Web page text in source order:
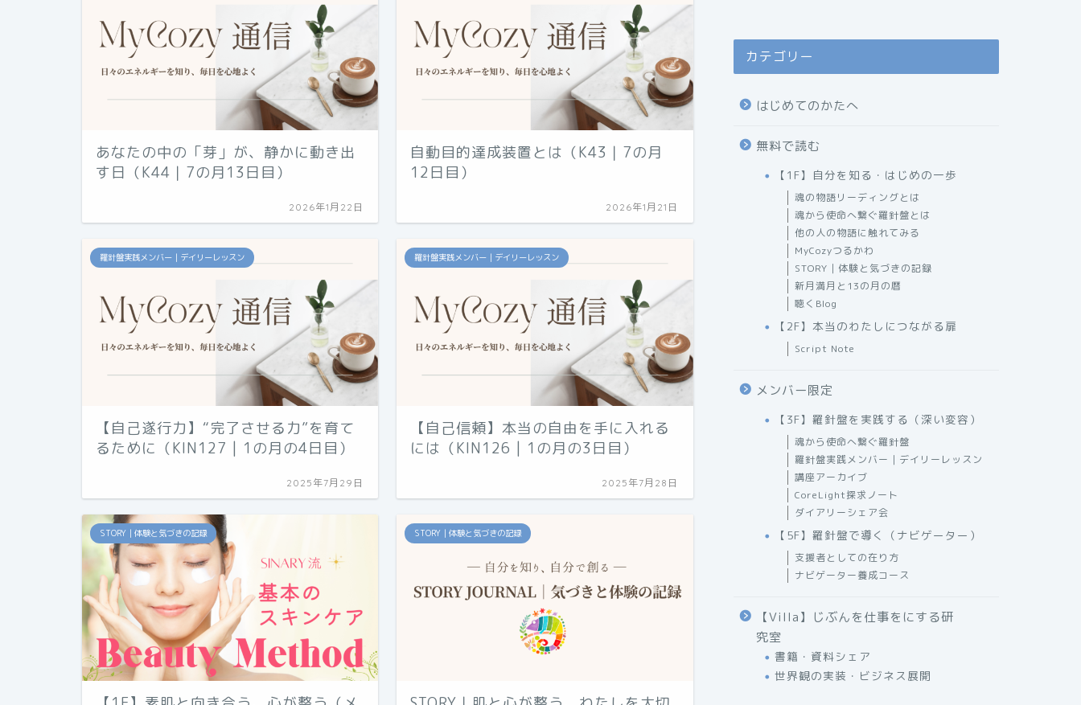
あなたの中の「芽」が、静かに動き出
す日（K44｜7の月13日目）
2026年1月22日
自動目的達成装置とは（K43｜7の月
12日目）
2026年1月21日
羅針盤実践メンバー｜デイリーレッスン
【自己遂行力】“完了させる力”を育て
るために（KIN127 | 1の月の4日目）
2025年7月29日
羅針盤実践メンバー｜デイリーレッスン
【自己信頼】本当の自由を手に入れる
には（KIN126 | 1の月の3日目）
2025年7月28日
STORY｜体験と気づきの記録 STORY｜体験と気づきの記録
カテゴリー
はじめてのかたへ
無料で読む
【1F】自分を知る・はじめの一歩
魂の物語リーディングとは
魂から使命へ繋ぐ羅針盤とは
他の人の物語に触れてみる
MyCozyつるかわ
STORY｜体験と気づきの記録
新月満月と13の月の暦
聴くBlog
【2F】本当のわたしにつながる扉
Script Note
メンバー限定
【3F】羅針盤を実践する（深い変容）
魂から使命へ繋ぐ羅針盤
羅針盤実践メンバー｜デイリーレッスン
講座アーカイブ
CoreLight探求ノート
ダイアリーシェア会
【5F】羅針盤で導く（ナビゲーター）
支援者としての在り方
ナビゲーター養成コース
【Villa】じぶんを仕事をにする研
究室
書籍・資料シェア
世界観の実装・ビジネス展開